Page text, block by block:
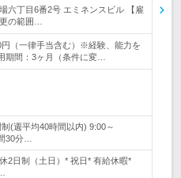
六丁目6番2号 エミネンスビル 【雇
の範囲…
円（一律手当含む）※経験、能力を
間：3ヶ月（条件に変…
(週平均40時間以内) 9:00～
30分…
2日制（土日）* 祝日* 有給休暇*